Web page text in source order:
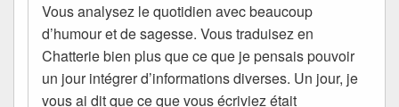
Vous analysez le quotidien avec beaucoup
d’humour et de sagesse. Vous traduisez en
Chatterie bien plus que ce que je pensais pouvoir
un jour intégrer d’informations diverses. Un jour, je
vous ai dit que ce que vous écriviez était